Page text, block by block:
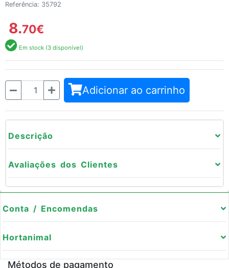
Referência: 35792
8.70€
Em stock (3 disponível)
Quantidade Adicionar ao carrinho
Descrição
Avaliações dos Clientes
Conta / Encomendas
Hortanimal
Métodos de pagamento